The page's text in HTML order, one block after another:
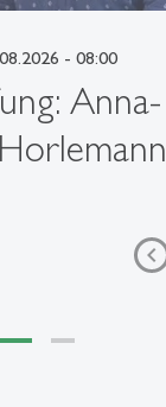
- 08:00
Anna-